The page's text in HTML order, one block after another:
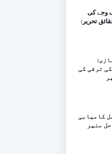
وجے کی
تحریر:
ترقی کی
کامیابی
منیر